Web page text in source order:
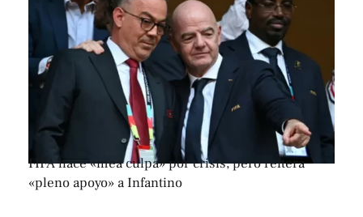
FIFA hace «mea culpa» por crisis, pero reitera
«pleno apoyo» a Infantino